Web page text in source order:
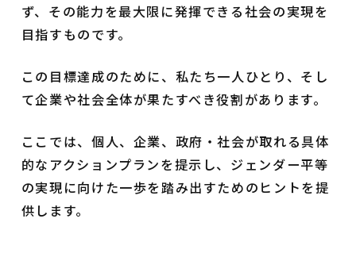
ず、その能力を最大限に発揮できる社会の実現を
目指すものです。
この目標達成のために、私たち一人ひとり、そし
て企業や社会全体が果たすべき役割があります。
ここでは、個人、企業、政府・社会が取れる具体
的なアクションプランを提示し、ジェンダー平等
の実現に向けた一歩を踏み出すためのヒントを提
供します。